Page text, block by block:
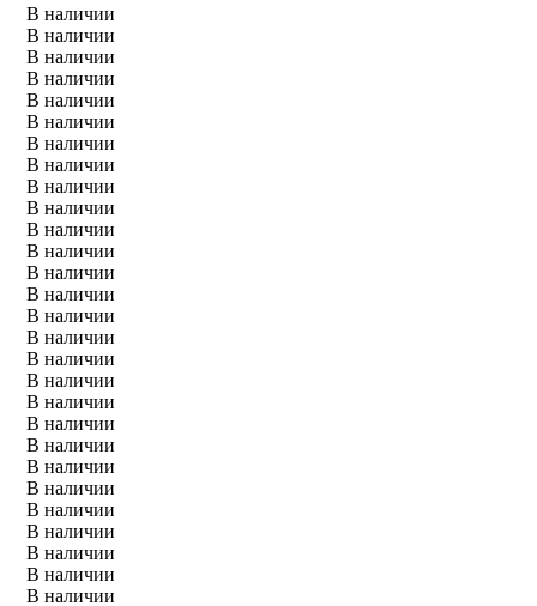
В наличии
В наличии
В наличии
В наличии
В наличии
В наличии
В наличии
В наличии
В наличии
В наличии
В наличии
В наличии
В наличии
В наличии
В наличии
В наличии
В наличии
В наличии
В наличии
В наличии
В наличии
В наличии
В наличии
В наличии
В наличии
В наличии
В наличии
В наличии